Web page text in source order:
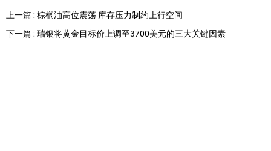
上一篇 : 棕榈油高位震荡 库存压力制约上行空间
下一篇 : 瑞银将黄金目标价上调至3700美元的三大关键因素